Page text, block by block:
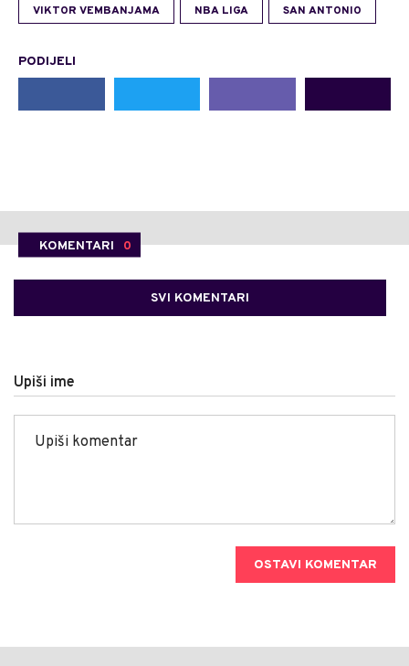
VIKTOR VEMBANJAMA NBA LIGA SAN ANTONIO
PODIJELI
KOMENTARI 0
SVI KOMENTARI
Upiši ime
OSTAVI KOMENTAR